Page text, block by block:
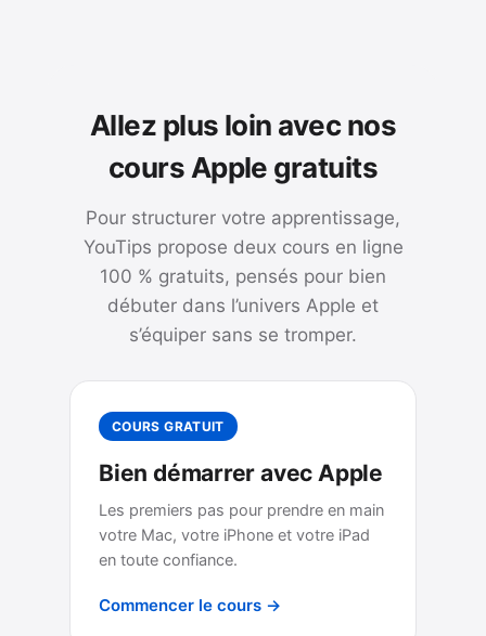
Allez plus loin avec nos
cours Apple gratuits
Pour structurer votre apprentissage,
YouTips propose deux cours en ligne
100 % gratuits, pensés pour bien
débuter dans l’univers Apple et
s’équiper sans se tromper.
COURS GRATUIT
Bien démarrer avec Apple
Les premiers pas pour prendre en main
votre Mac, votre iPhone et votre iPad
en toute confiance.
Commencer le cours →